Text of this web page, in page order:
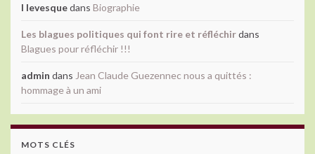
l levesquedans Biographie
Les blagues politiques qui font rire et réfléchirdans
Blagues pour réfléchir !!!
admin dans Jean Claude Guezennec nous a quittés :
hommage à un ami
MOTS CLÉS